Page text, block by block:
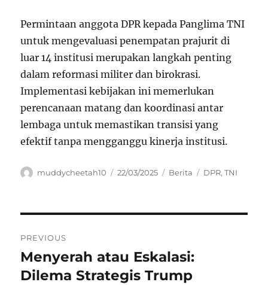
Permintaan anggota DPR kepada Panglima TNI
untuk mengevaluasi penempatan prajurit di
luar 14 institusi merupakan langkah penting
dalam reformasi militer dan birokrasi.
Implementasi kebijakan ini memerlukan
perencanaan matang dan koordinasi antar
lembaga untuk memastikan transisi yang
efektif tanpa mengganggu kinerja institusi.
Author
muddycheetah10
Posted
22/03/2025 Categories
Berita Tags
DPR,TNI
pos
PREVIOUS
Previous
post:
Menyerah atau Eskalasi:
Dilema Strategis Trump